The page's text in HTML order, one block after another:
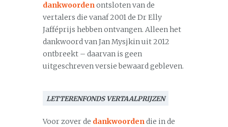
dankwoordenontsloten van de
vertalers die vanaf 2001 de Dr Elly
Jafféprijs hebben ontvangen. Alleen het
dankwoord van Jan Mysjkin uit 2012
ontbreekt – daarvan is geen
uitgeschreven versie bewaard gebleven.
LETTERENFONDS VERTAALPRIJZEN
Voor zover de dankwoordendie in de